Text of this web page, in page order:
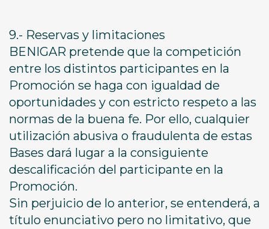
9.- Reservas y limitaciones
BENIGAR pretende que la competición
entre los distintos participantes en la
Promoción se haga con igualdad de
oportunidades y con estricto respeto a las
normas de la buena fe. Por ello, cualquier
utilización abusiva o fraudulenta de estas
Bases dará lugar a la consiguiente
descalificación del participante en la
Promoción.
Sin perjuicio de lo anterior, se entenderá, a
título enunciativo pero no limitativo, que